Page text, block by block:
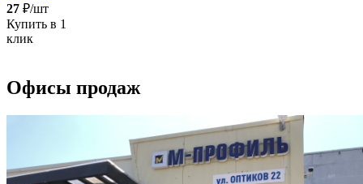
27 ₽/шт
Купить в 1
клик
Офисы продаж